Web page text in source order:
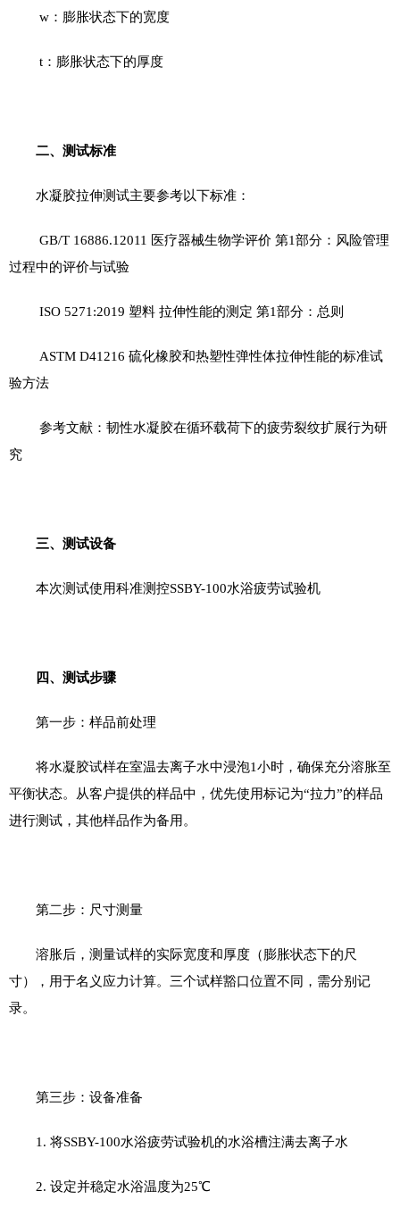
w ：膨胀状态下的宽度
t ：膨胀状态下的厚度
二、测试标准
水凝胶拉伸测试主要参考以下标准：
GB/T 16886.12011 医疗器械生物学评价 第1部分：风险管理
过程中的评价与试验
ISO 5271:2019 塑料 拉伸性能的测定 第1部分：总则
ASTM D41216 硫化橡胶和热塑性弹性体拉伸性能的标准试
验方法
参考文献：韧性水凝胶在循环载荷下的疲劳裂纹扩展行为研
究
三、测试设备
本次测试使用科准测控SSBY-100水浴疲劳试验机
四、测试步骤
第一步：样品前处理
将水凝胶试样在室温去离子水中浸泡1小时，确保充分溶胀至
平衡状态。从客户提供的样品中，优先使用标记为“拉力”的样品
进行测试，其他样品作为备用。
第二步：尺寸测量
溶胀后，测量试样的实际宽度和厚度（膨胀状态下的尺
寸），用于名义应力计算。三个试样豁口位置不同，需分别记
录。
第三步：设备准备
1. 将SSBY-100水浴疲劳试验机的水浴槽注满去离子水
2. 设定并稳定水浴温度为25℃